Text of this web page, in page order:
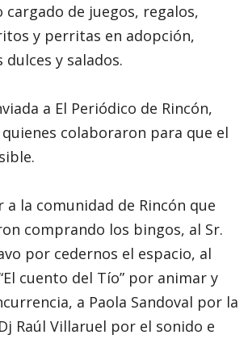
de juegos, regalos,
y perritas en adopción,
y salados.
a El Periódico de Rincón,
colaboraron para que el
a la comunidad de Rincón que
comprando los bingos, al Sr.
por cedernos el espacio, al
cuento del Tío” por animar y
a Paola Sandoval por la
Raúl Villaruel por el sonido e